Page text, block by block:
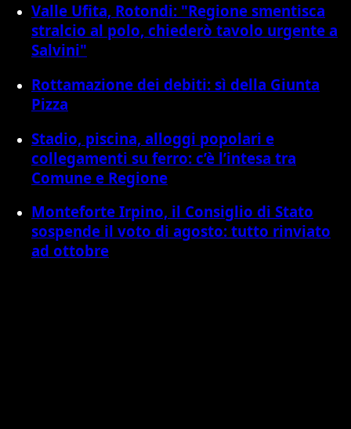
Valle Ufita, Rotondi: "Regione smentisca
stralcio al polo, chiederò tavolo urgente a
Salvini"
Rottamazione dei debiti: sì della Giunta
Pizza
Stadio, piscina, alloggi popolari e
collegamenti su ferro: c’è l’intesa tra
Comune e Regione
Monteforte Irpino, il Consiglio di Stato
sospende il voto di agosto: tutto rinviato
ad ottobre